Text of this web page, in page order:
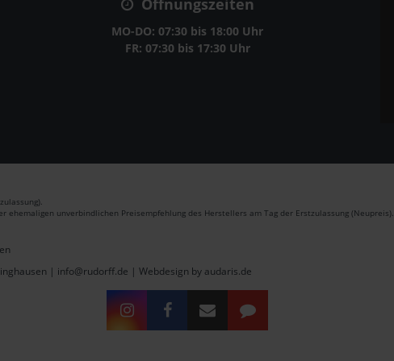
Öffnungszeiten
MO-DO: 07:30 bis 18:00 Uhr
FR: 07:30 bis 17:30 Uhr
unverbindlichen Preisempfehlung des Herstellers am Tag der Erstzulassung (Neupreis).
| info@rudorff.de | Webdesign by audaris.de